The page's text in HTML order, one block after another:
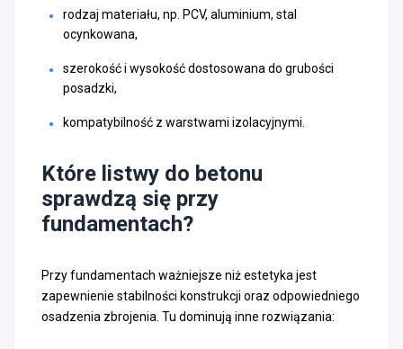
rodzaj materiału, np. PCV, aluminium, stal
ocynkowana,
szerokość i wysokość dostosowana do grubości
posadzki,
kompatybilność z warstwami izolacyjnymi.
Które listwy do betonu
sprawdzą się przy
fundamentach?
Przy fundamentach ważniejsze niż estetyka jest
zapewnienie stabilności konstrukcji oraz odpowiedniego
osadzenia zbrojenia. Tu dominują inne rozwiązania: